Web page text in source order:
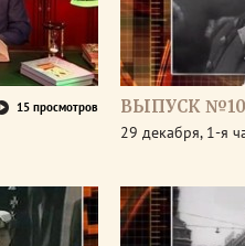
15 просмотров ВЫПУСК
29 декабря, 1-я